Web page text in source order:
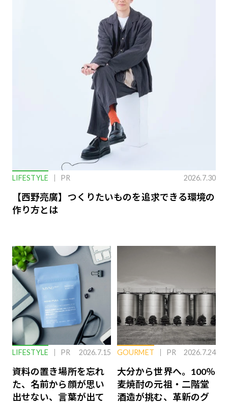
LIFESTYLE PR 2026.7.30
【西野亮廣】つくりたいものを追求できる環境の
作り方とは
LIFESTYLE PR 2026.7.15
資料の置き場所を忘れ
た、名前から顔が思い
出せない、言葉が出て
GOURMET PR 2026.7.24
大分から世界へ。100％
麦焼酎の元祖・二階堂
酒造が挑む、革新のグ